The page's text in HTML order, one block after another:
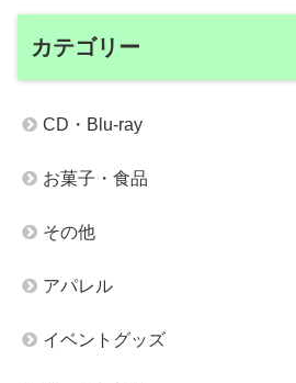
カテゴリー
CD・Blu-ray
お菓子・食品
その他
アパレル
イベントグッズ